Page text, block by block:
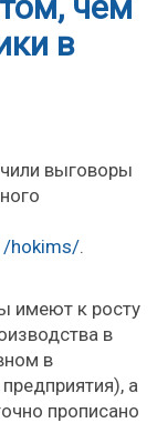
в
выговоры
hokims/.
имеют к росту
в
в
а
прописано